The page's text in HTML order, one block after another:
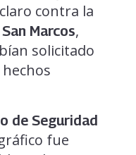
contra la
San Marcos,
solicitado
de Seguridad
fue